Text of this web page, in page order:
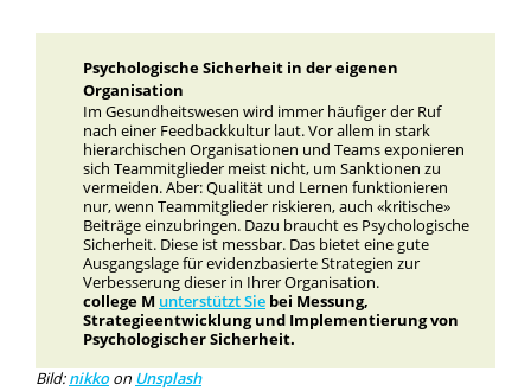
Psychologische Sicherheit in der eigenen
Organisation
Im Gesundheitswesen wird immer häufiger der Ruf
nach einer Feedbackkultur laut. Vor allem in stark
hierarchischen Organisationen und Teams exponieren
sich Teammitglieder meist nicht, um Sanktionen zu
vermeiden. Aber: Qualität und Lernen funktionieren
nur, wenn Teammitglieder riskieren, auch «kritische»
Beiträge einzubringen. Dazu braucht es Psychologische
Sicherheit. Diese ist messbar. Das bietet eine gute
Ausgangslage für evidenzbasierte Strategien zur
Verbesserung dieser in Ihrer Organisation.
college M unterstützt Sie bei Messung,
Strategieentwicklung und Implementierung von
Psychologischer Sicherheit.
Bild:nikkoon Unsplash